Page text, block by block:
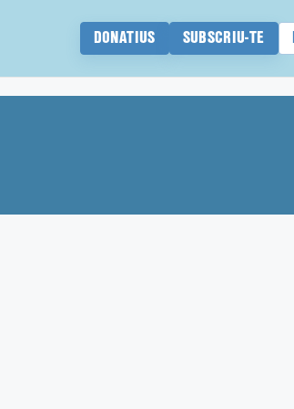
DONATIUS SUBSCRIU-TE